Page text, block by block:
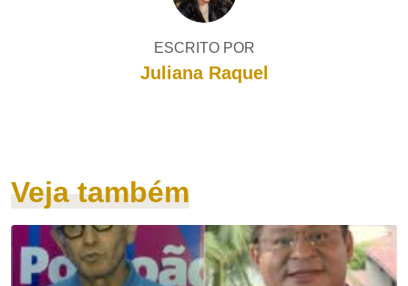
ESCRITO POR
Juliana Raquel
Veja também